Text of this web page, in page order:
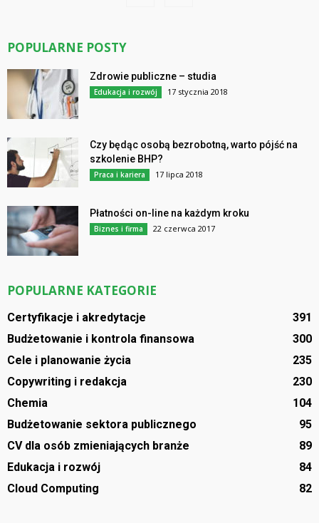
POPULARNE POSTY
Zdrowie publiczne – studia
Edukacja i rozwój 17 stycznia 2018
Czy będąc osobą bezrobotną, warto pójść na
szkolenie BHP?
Praca i kariera 17 lipca 2018
Płatności on-line na każdym kroku
Biznes i firma 22 czerwca 2017
POPULARNE KATEGORIE
Certyfikacje i akredytacje
391
Budżetowanie i kontrola finansowa
300
Cele i planowanie życia
235
Copywriting i redakcja
230
Chemia
104
Budżetowanie sektora publicznego
95
CV dla osób zmieniających branże
89
Edukacja i rozwój
84
Cloud Computing
82